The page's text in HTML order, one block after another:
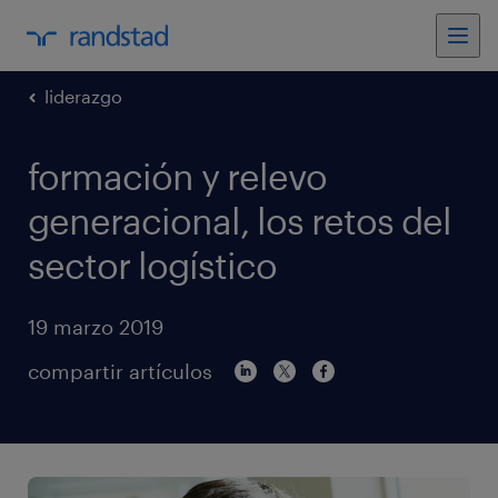
liderazgo
formación y relevo
generacional, los retos del
sector logístico
19 marzo 2019
compartir artículos